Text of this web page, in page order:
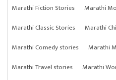
Marathi Fiction Stories
Marathi
Marathi Classic Stories
Marathi
Marathi Comedy stories
Marathi
Marathi Travel stories
Marathi